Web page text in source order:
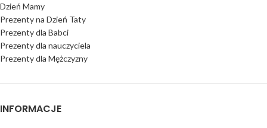
Dzień Mamy
Prezenty na Dzień Taty
Prezenty dla Babci
Prezenty dla nauczyciela
Prezenty dla Mężczyzny
INFORMACJE